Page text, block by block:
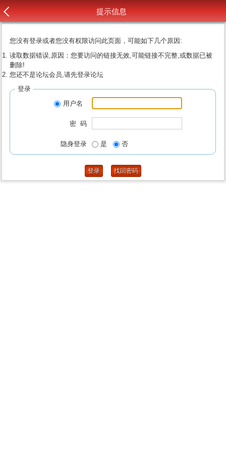
提示信息
您没有登录或者您没有权限访问此页面，可能如下几个原因:
读取数据错误,原因：您要访问的链接无效,可能链接不完整,或数据已被
删除!
您还不是论坛会员,请先登录论坛
登录
用户名
密 码
隐身登录 是 否